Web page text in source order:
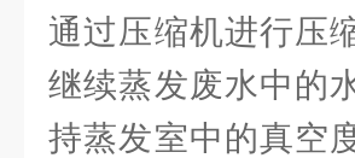
通过压缩机进行压
继续蒸发废水中的
持蒸发室中的真空